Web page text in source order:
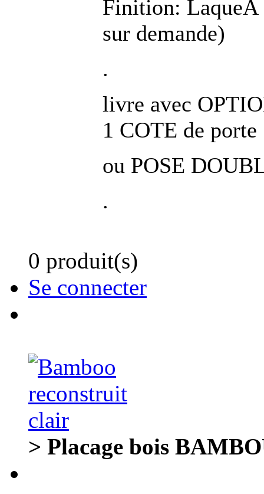
Finition:
sur demande)
.
livre avec
1 COTE de porte
ou POSE
.
0 produit(s)
Se connecter
> Placage bois